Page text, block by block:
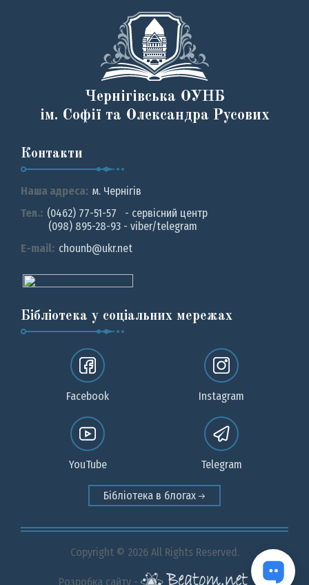
Чернігівська ОУНБ
ім. Софії та Олександра Русових
Контакти
Наша адреса: м. Чернiгiв
Тел.: (0462) 77-51-57 - сервісний центр
(098) 895-28-93 - viber/telegram
E-mail: chounb@ukr.net
Бібліотека у соціальних мережах
Facebook Instagram
YouTube Telegram
Бібліотека в блогах
Copyright © 2026 All Rights Reserved.
Розробка сайту -